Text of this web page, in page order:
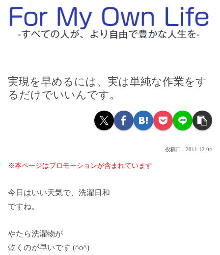
実現を早めるには、実は単純な作業をす
るだけでいいんです。
2011.12.04
※本ページはプロモーションが含まれています
今日はいい天気で、洗濯日和
ですね。
やたら洗濯物が
乾くのが早いです (^o^)